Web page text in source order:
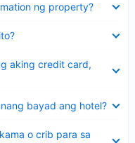
ng property?
aking credit card,
bayad ang hotel?
o crib para sa